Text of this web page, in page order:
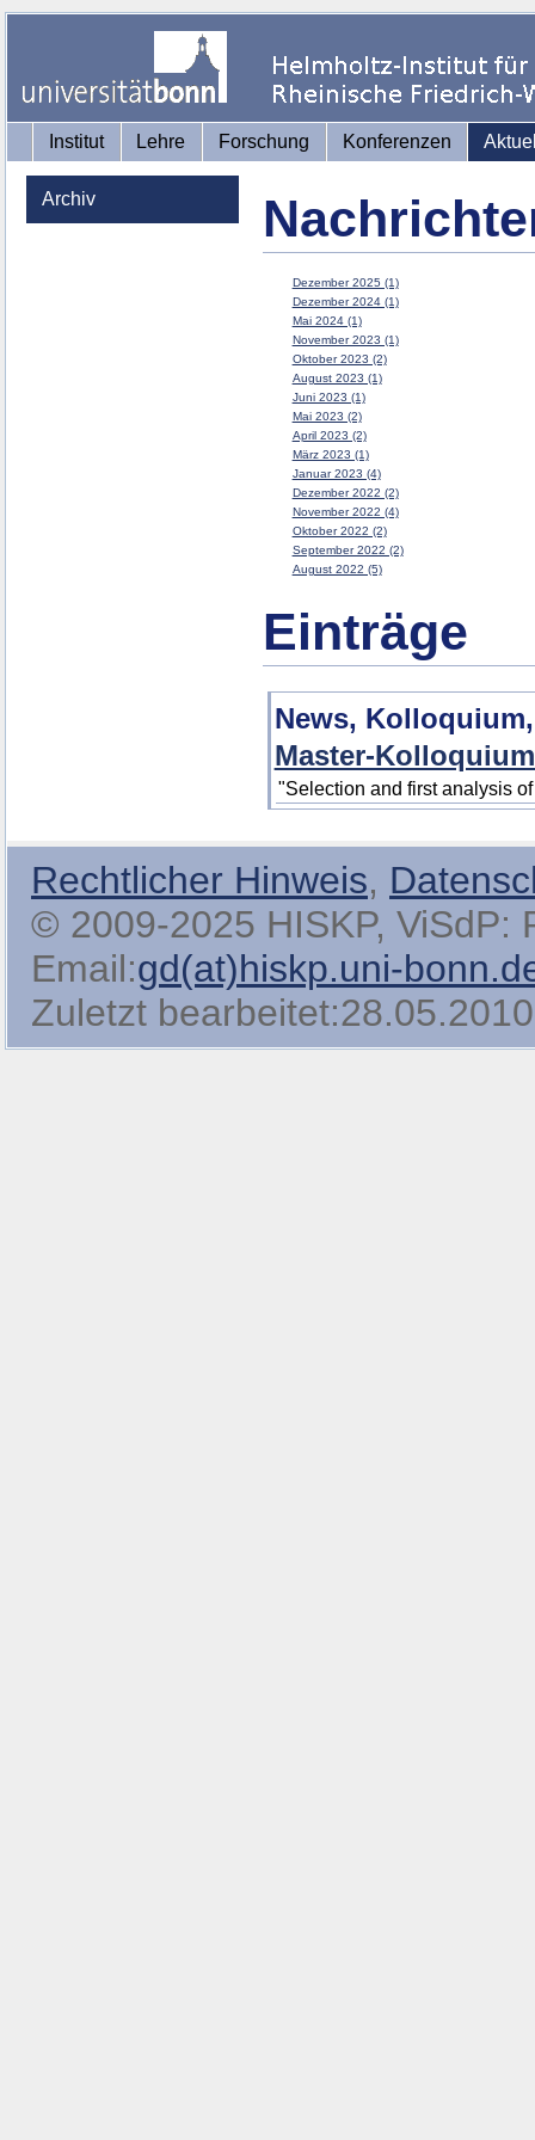
Institut Lehre Forschung Konferenzen
Archiv
Dezember 2025 (1)
Dezember 2024 (1)
Mai 2024 (1)
November 2023 (1)
Oktober 2023 (2)
August 2023 (1)
Juni 2023 (1)
Mai 2023 (2)
April 2023 (2)
März 2023 (1)
Januar 2023 (4)
Dezember 2022 (2)
November 2022 (4)
Oktober 2022 (2)
September 2022 (2)
August 2022 (5)
Einträge
News,
Master-
"Selection and first analysis
Rechtlicher Hinweis,
© 2009-2025 HISKP, ViSdP:
Email:gd(at)hiskp.uni-
Zuletzt